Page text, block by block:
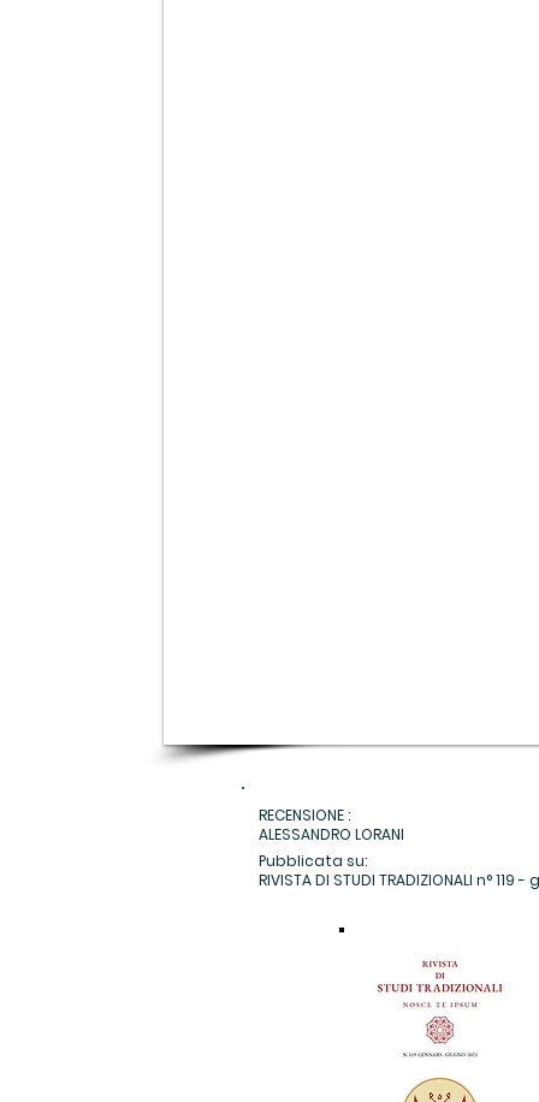
RECENSIONE :
ALESSANDRO LORANI
Pubblicata su:
RIVISTA DI STUDI TRADIZIONALI n° 119